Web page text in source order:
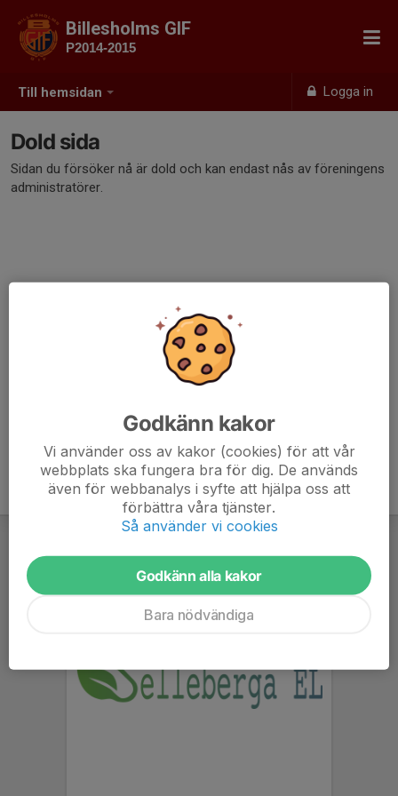
Till hemsidan Logga in
Billesholms GIF
P2014-2015
Dold sida
Sidan du försöker nå är dold och kan endast nås av föreningens
administratörer.
Godkänn kakor
Vi använder oss av kakor (cookies) för att vår
webbplats ska fungera bra för dig. De används
även för webbanalys i syfte att hjälpa oss att
förbättra våra tjänster.
Så använder vi cookies
Godkänn alla kakor
Bara nödvändiga